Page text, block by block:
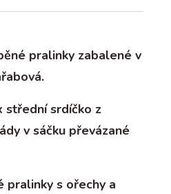
pralinky zabalené v
střední srdíčko z
v sáčku převázané
pralinky s ořechy a